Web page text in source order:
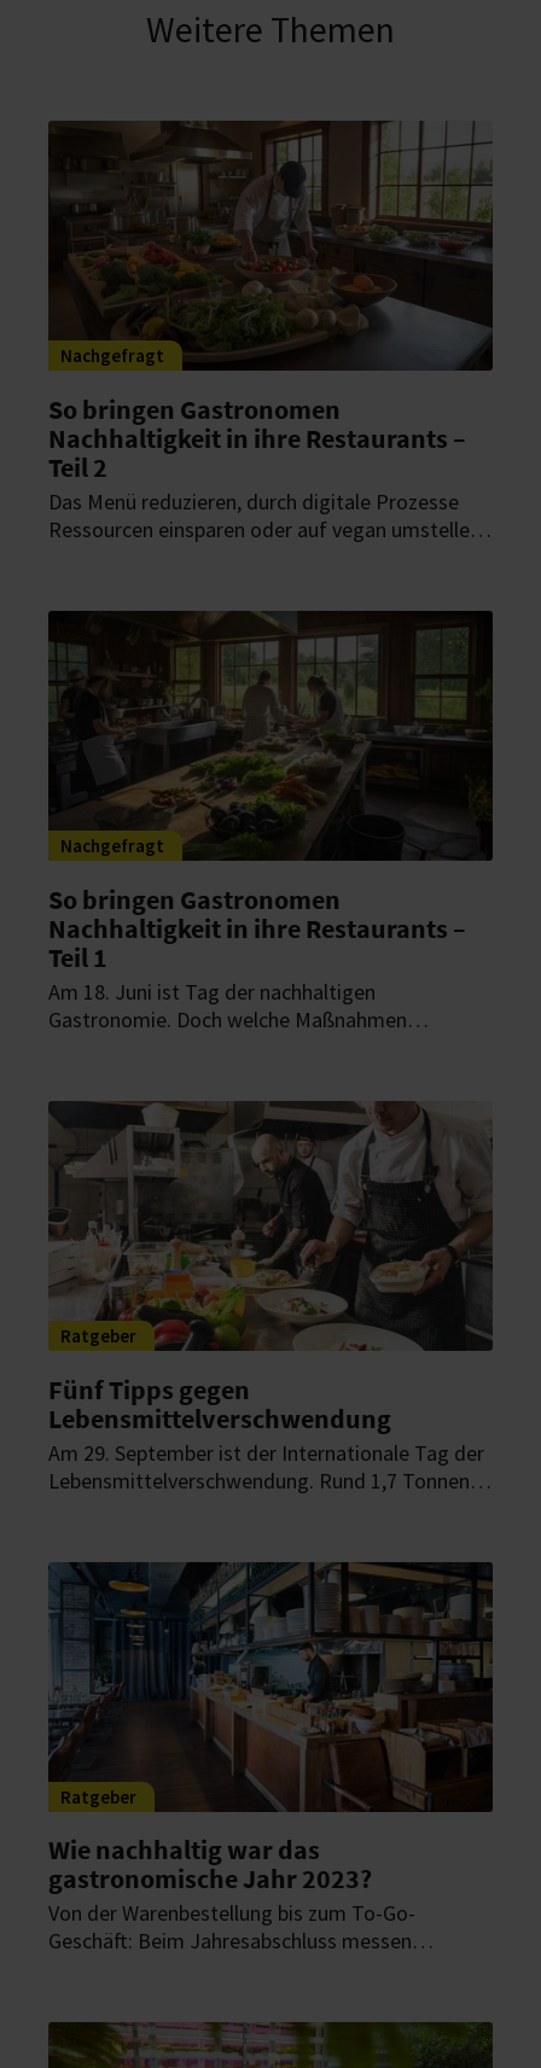
Weitere Themen
Nachgefragt
So bringen Gastronomen
Nachhaltigkeit in ihre Restaurants –
Teil 2
Das Menü reduzieren, durch digitale Prozesse
Ressourcen einsparen oder auf vegan umstellen
Schritten gelingt, sich nachhaltig aufzustellen. Im
zweiten Teil berichten weitere Gastro-Profis von
ihren Nachhaltigkeitsmaßnahmen und welche
Erfahrungen sie damit gemacht haben.
Nachgefragt
So bringen Gastronomen
Nachhaltigkeit in ihre Restaurants –
Teil 1
Am 18. Juni ist Tag der nachhaltigen
Gastronomie. Doch welche Maßnahmen
hat sich umgehört: In einem zweiteiligen Beitrag
berichten jeweils drei Gastro-Profis von ihren
Erfahrungen aus der Praxis.
Ratgeber
Fünf Tipps gegen
Lebensmittelverschwendung
Am 29. September ist der Internationale Tag der
Lebensmittelverschwendung. Rund 1,7 Tonnen
Änderung kann der Müll reduziert – und sogar zu
Geld gemacht werden.
Ratgeber
Wie nachhaltig war das
gastronomische Jahr 2023?
Von der Warenbestellung bis zum To-Go-
Geschäft: Beim Jahresabschluss messen
aufgestellt waren. Ein Experte für Digitalisierung
gibt Tipps für noch mehr Wirtschaftlichkeit.